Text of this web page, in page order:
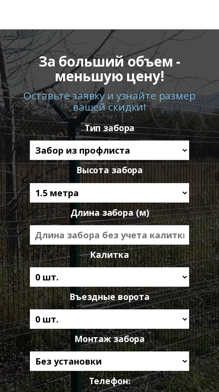
За больший объем -
меньшую цену!
Оставьте заявку и узнайте размер
вашей скидки!
Тип забора
Высота забора
Длина забора (м)
Калитка
Въездные ворота
Монтаж забора
Телефон: